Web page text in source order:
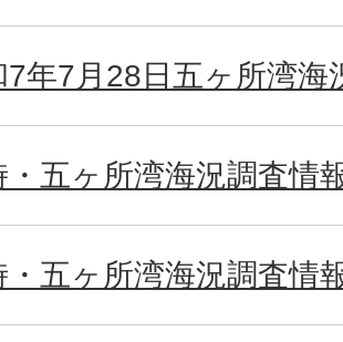
7年7月28日五ヶ所湾海
・五ヶ所湾海況調査情
・五ヶ所湾海況調査情